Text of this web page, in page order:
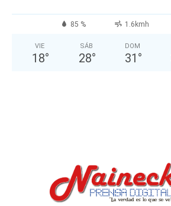
85 % 1.6kmh
VIE
18°
SÁB
28°
DOM
31 °